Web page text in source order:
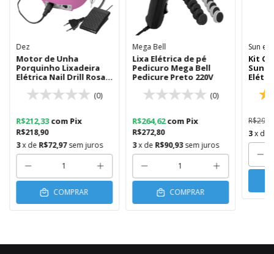
Dez
Motor de Unha
Porquinho Lixadeira
Elétrica Nail Drill Rosa
(0)
R$218,90
R$212,33com Pix
3x de R$72,97 sem juros
COMPRAR
Mega Bell
Lixa Elétrica de pé
Pedicuro Mega Bell
Pedicure Preto 220V
(0)
R$272,80
R$264,62com Pix
3x de R$90,93 sem juros
COMPRAR
Sun e
Kit
Sun5
3 x de